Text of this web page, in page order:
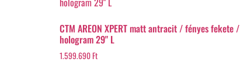
CTM AREON XPERT matt antracit / fényes fekete /
hologram 29" L
1.599.690Ft